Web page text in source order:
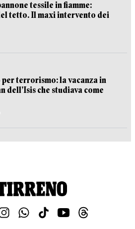
tessile in fiamme:
tetto. Il maxi intervento dei
terrorismo: la vacanza in
dell’Isis che studiava come